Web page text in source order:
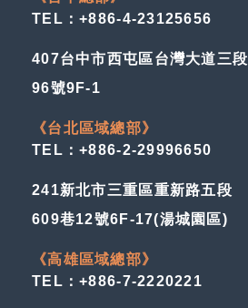
TEL：+886-4-23125656
407台中市西屯區台灣大道三段
96號9F-1
《台北區域總部》
TEL：+886-2-29996650
241新北市三重區重新路五段
609巷12號6F-17(湯城園區)
《高雄區域總部》
TEL：+886-7-2220221